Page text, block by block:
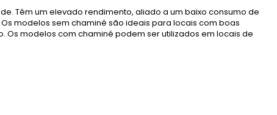
Têm um elevado rendimento, aliado a um baixo consumo de
modelos sem chaminé são ideais para locais com boas
modelos com chaminé podem ser utilizados em locais de